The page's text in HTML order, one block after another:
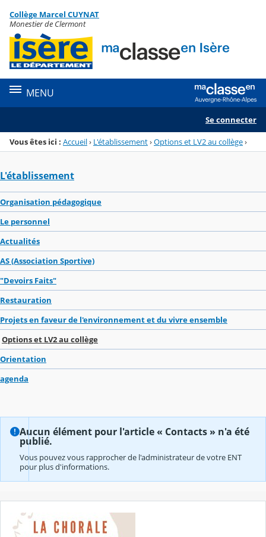
Menu de la rubrique
Contenu
Collège Marcel CUYNAT
Monestier de Clermont
MENU
Se connecter
Vous êtes ici : Accueil› L'établissement›Options et LV2 au collège›
L'établissement
Organisation pédagogique
Le personnel
Actualités
AS (Association Sportive)
"Devoirs Faits"
Restauration
Projets en faveur de l'environnement et du vivre ensemble
Options et LV2 au collège
Orientation
agenda
Aucun élément pour l'article « Contacts » n'a été
publié.
Vous pouvez vous rapprocher de l'administrateur de votre ENT
pour plus d'informations.